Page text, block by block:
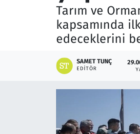
Tarım ve
kapsamında
edeceklerini
SAMET TUNÇ
EDITÖR
Teknoloji ve Bilim
Televizyon